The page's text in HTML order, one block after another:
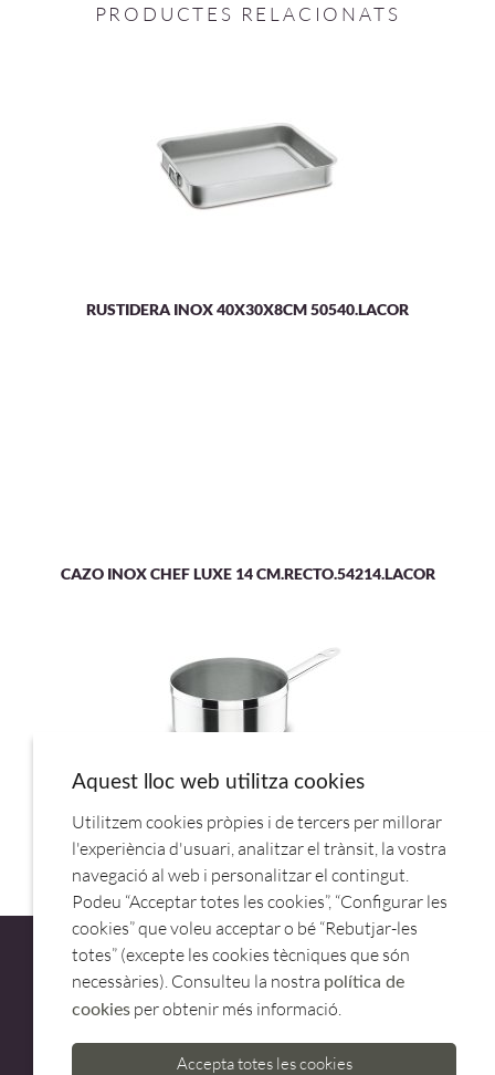
PRODUCTES RELACIONATS
RUSTIDERA INOX 40X30X8CM 50540.LACOR
CAZO INOX CHEF LUXE 14 CM.RECTO.54214.LACOR
CAZO INOX CHEF LUXE 20 CM.RECTO.54220.LACOR
ATENCIÓ AL CLIENT
Aquest lloc web utilitza cookies
Utilitzem cookies pròpies i de tercers per millorar
l'experiència d'usuari, analitzar el trànsit, la vostra
navegació al web i personalitzar el contingut.
Podeu “Acceptar totes les cookies”, “Configurar les
cookies” que voleu acceptar o bé “Rebutjar-les
totes” (excepte les cookies tècniques que són
necessàries). Consulteu la nostra política de
cookies per obtenir més informació.
Accepta totes les cookies